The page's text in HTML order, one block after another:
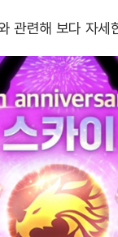
관련해 보다 자